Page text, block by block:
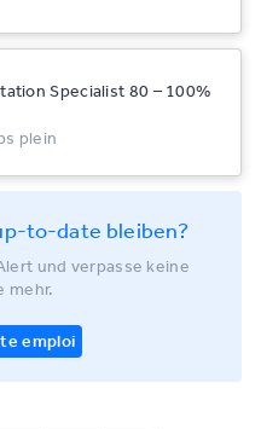
Specialist 80 – 100%
plein
to-date bleiben?
und verpasse keine
mehr.
emploi